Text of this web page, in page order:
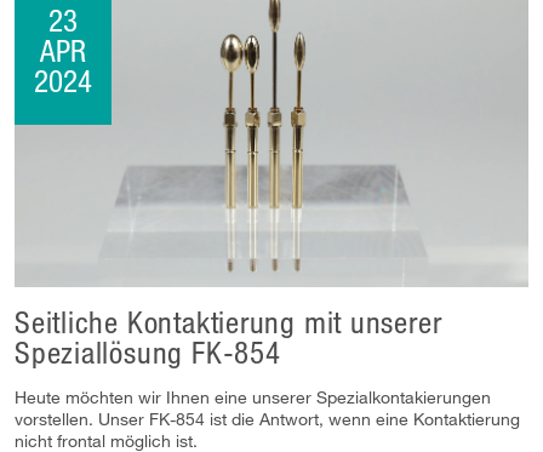
23
APR
2024
Seitliche Kontaktierung mit unserer
Speziallösung FK-854
Heute möchten wir Ihnen eine unserer Spezialkontakierungen
vorstellen. Unser FK-854 ist die Antwort, wenn eine Kontaktierung
nicht frontal möglich ist.